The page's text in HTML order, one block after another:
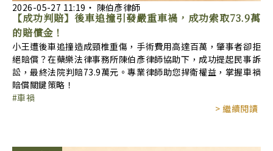
2026-05-27 11:19 ‧ 陳伯彥律師
【成功判賠】後車追撞引發嚴重車禍，成功索取73.9萬
的賠償金！
小王遭後車追撞造成頸椎重傷，手術費用高達百萬，肇事者卻拒
絕賠償？在蘗樂法律事務所陳伯彥律師協助下，成功提起民事訴
訟，最終法院判賠73.9萬元。專業律師助您捍衛權益，掌握車禍
賠償關鍵策略！
車禍
> 繼續閱讀